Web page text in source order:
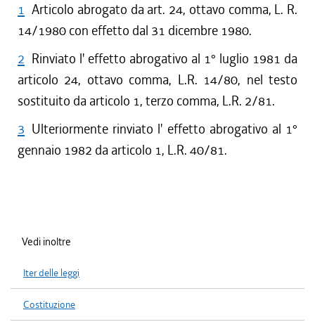
1 Articolo abrogato da art. 24, ottavo comma, L. R.
14/1980 con effetto dal 31 dicembre 1980.
2 Rinviato l' effetto abrogativo al 1° luglio 1981 da
articolo 24, ottavo comma, L.R. 14/80, nel testo
sostituito da articolo 1, terzo comma, L.R. 2/81.
3 Ulteriormente rinviato l' effetto abrogativo al 1°
gennaio 1982 da articolo 1, L.R. 40/81.
Vedi inoltre
Iter delle leggi
Costituzione